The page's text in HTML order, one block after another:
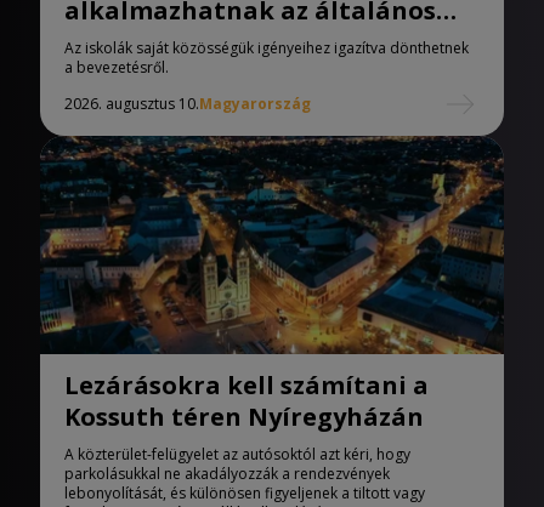
alkalmazhatnak az általános
iskolák
Az iskolák saját közösségük igényeihez igazítva dönthetnek
a bevezetésről.
2026. augusztus 10.Magyarország
Lezárásokra kell számítani a
Kossuth téren Nyíregyházán
A közterület-felügyelet az autósoktól azt kéri, hogy
parkolásukkal ne akadályozzák a rendezvények
lebonyolítását, és különösen figyeljenek a tiltott vagy